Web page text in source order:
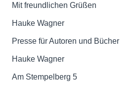
Mit freundlichen Grüßen
Hauke Wagner
Presse für Autoren und Bücher
Hauke Wagner
Am Stempelberg 5